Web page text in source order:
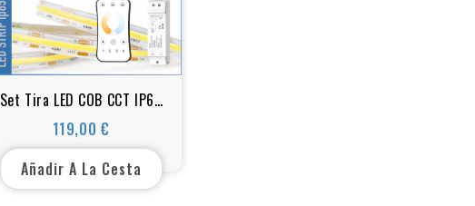
Set Tira LED COB CCT IP65
– Rollo 5 m – Blanco
Regulable 2700K–6000K –
Incluye Controlador
119,00 €
Precio
Añadir A La Cesta